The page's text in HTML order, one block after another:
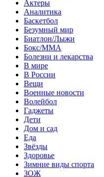
Актеры
Аналитика
Баскетбол
Безумный мир
Биатлон/Лыжи
Бокс/MMA
Болезни и лекарства
В мире
В России
Вещи
Военные новости
Волейбол
Гаджеты
Дети
Дом и сад
Еда
Звёзды
Здоровье
Зимние виды спорта
ЗОЖ